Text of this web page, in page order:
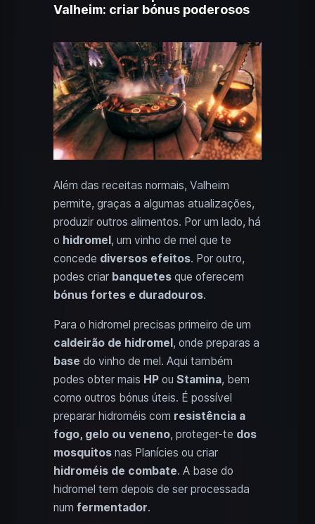
Valheim: criar bónus poderosos
Além das receitas normais, Valheim
permite, graças a algumas atualizações,
produzir outros alimentos. Por um lado, há
o hidromel, um vinho de mel que te
concede diversos efeitos. Por outro,
podes criar banquetes que oferecem
bónus fortes e duradouros.
Para o hidromel precisas primeiro de um
caldeirão de hidromel, onde preparas a
base do vinho de mel. Aqui também
podes obter mais HP ou Stamina, bem
como outros bónus úteis. É possível
preparar hidroméis com resistência a
fogo, gelo ou veneno, proteger-te dos
mosquitos nas Planícies ou criar
hidroméis de combate. A base do
hidromel tem depois de ser processada
num fermentador.